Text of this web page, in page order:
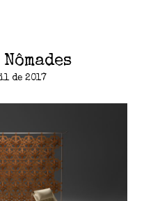
de 2017